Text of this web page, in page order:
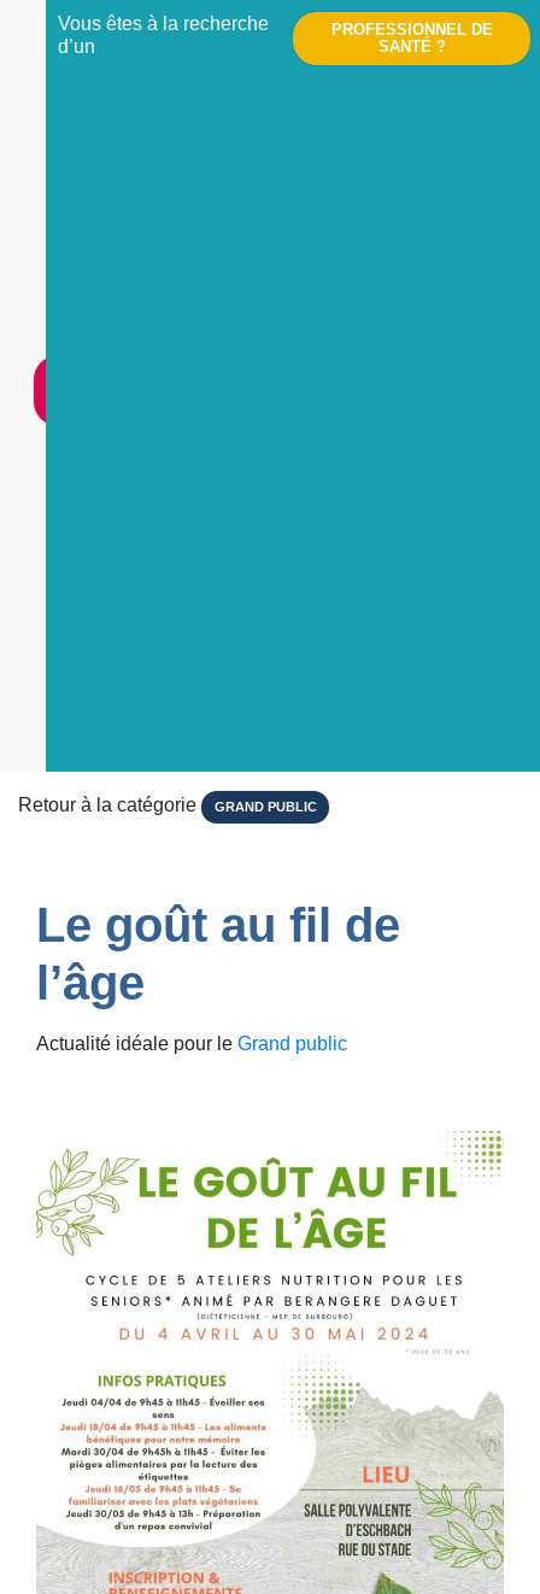
Vous êtes à la recherche
d’un
PROFESSIONNEL DE
SANTÉ ?
Retour à la catégorie GRAND PUBLIC
Le goût au fil de
l’âge
Actualité idéale pour le Grand public